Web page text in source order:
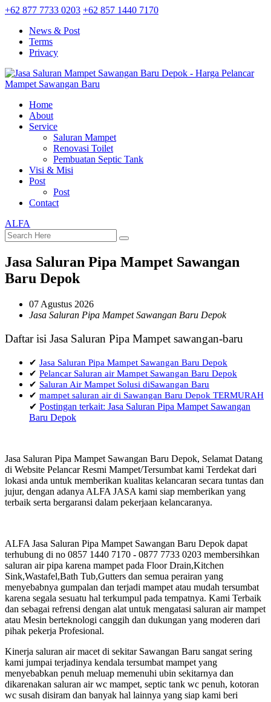
+62 877 7733 0203 +62 857 1440 7170
News & Post
Terms
Privacy
Home
About
Service
Saluran Mampet
Renovasi Toilet
Pembuatan Septic Tank
Visi & Misi
Post
Post
Contact
ALFA
Jasa Saluran Pipa Mampet Sawangan
Baru Depok
07 Agustus 2026
Jasa Saluran Pipa Mampet Sawangan Baru Depok
Daftar isi Jasa Saluran Pipa Mampet sawangan-baru
✔ Jasa Saluran Pipa Mampet Sawangan Baru Depok
✔ Pelancar Saluran air Mampet Sawangan Baru Depok
✔ Saluran Air Mampet Solusi diSawangan Baru
✔ mampet saluran air di Sawangan Baru Depok TERMURAH
✔ Postingan terkait: Jasa Saluran Pipa Mampet Sawangan
Baru Depok
Jasa Saluran Pipa Mampet Sawangan Baru Depok, Selamat Datang
di Website Pelancar Resmi Mampet/Tersumbat kami Terdekat dari
lokasi anda untuk memberikan kualitas kelancaran secara tuntas dan
jujur, dengan adanya ALFA JASA kami siap memberikan yang
terbaik serta bergaransi dalam pekerjaan kelancaranya.
ALFA Jasa Saluran Pipa Mampet Sawangan Baru Depok dapat
terhubung di no 0857 1440 7170 - 0877 7733 0203 membersihkan
saluran air pipa karena mampet pada Floor Drain,Kitchen
Sink,Wastafel,Bath Tub,Gutters dan semua perairan yang
menyebabnya gumpalan dan terjadi mampet atau mudah tersumbat
karena segala sesuatu hal terkumpul pada tempatnya. Kami Terbaik
dan sebagai refrensi dengan alat untuk mengatasi saluran air mampet
atau Mesin berteknologi canggih dan dukungan yang moderen dari
pihak pekerja Profesional.
Kinerja saluran air macet di sekitar Sawangan Baru sangat sering
kami jumpai terjadinya kendala tersumbat mampet yang
menyebabkan penuh meluap memenuhi ubin sekitarnya dan
dikarenakan saluran air wc mampet, septic tank wc penuh, kotoran
wc susah disiram dan banyak hal lainnya yang siap kami beri